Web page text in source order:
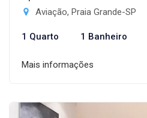
Aviação, Praia Grande-SP
1 Quarto 1 Banheiro
Mais informações